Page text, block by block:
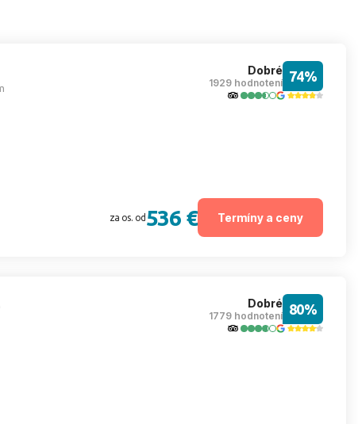
Dobré
1929 hodnotení 74%
za os. od 536 € Termíny a ceny
Dobré
1779 hodnotení 80%